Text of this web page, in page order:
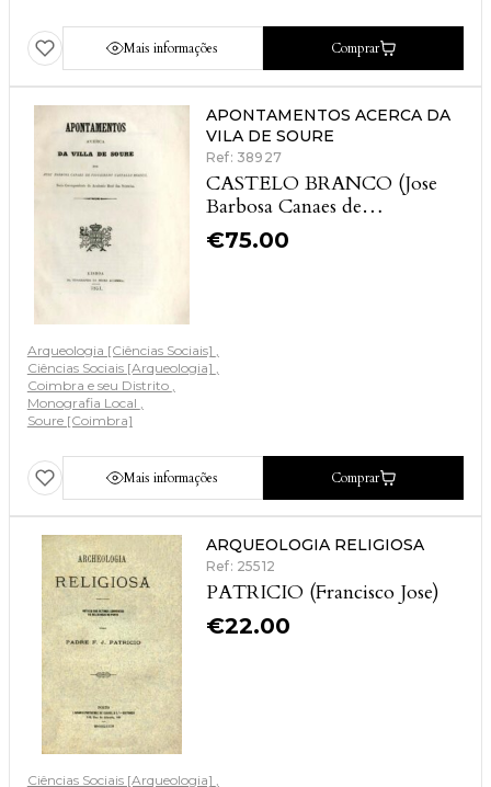
Mais informações Comprar
APONTAMENTOS ACERCA DA
VILA DE SOURE
Ref: 38927
CASTELO BRANCO (Jose
Barbosa Canaes de
Figueiredo)
€75.00
Arqueologia [Ciências Sociais]
Ciências Sociais [Arqueologia]
Coimbra e seu Distrito
Monografia Local
Soure [Coimbra]
Mais informações Comprar
ARQUEOLOGIA RELIGIOSA
Ref: 25512
PATRICIO (Francisco Jose)
€22.00
Ciências Sociais [Arqueologia]